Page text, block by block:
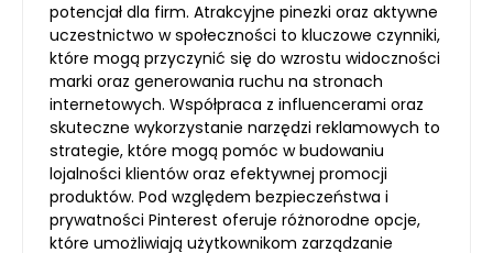
potencjał dla firm. Atrakcyjne pinezki oraz aktywne
uczestnictwo w społeczności to kluczowe czynniki,
które mogą przyczynić się do wzrostu widoczności
marki oraz generowania ruchu na stronach
internetowych. Współpraca z influencerami oraz
skuteczne wykorzystanie narzędzi reklamowych to
strategie, które mogą pomóc w budowaniu
lojalności klientów oraz efektywnej promocji
produktów. Pod względem bezpieczeństwa i
prywatności Pinterest oferuje różnorodne opcje,
które umożliwiają użytkownikom zarządzanie